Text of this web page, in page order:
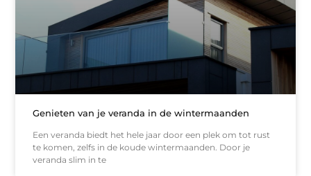
Genieten van je veranda in de wintermaanden
Een veranda biedt het hele jaar door een plek om tot rust
te komen, zelfs in de koude wintermaanden. Door je
veranda slim in te